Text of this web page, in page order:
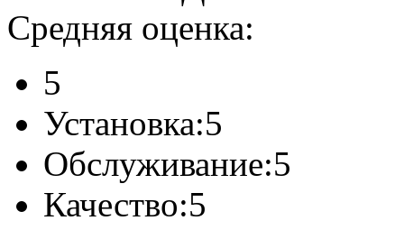
Средняя оценка:
5
Установка:5
Обслуживание:5
Качество:5